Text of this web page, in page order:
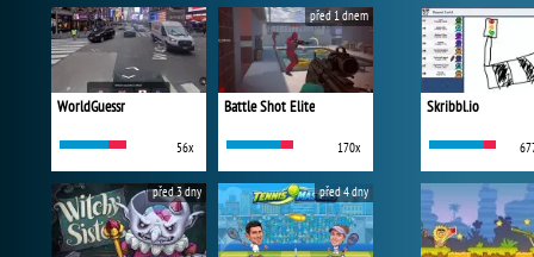
WorldGuessr
56x
Battle Shot Elite
170x
před 1 dnem
před 3 dny před 4 dny
Skribbl.io